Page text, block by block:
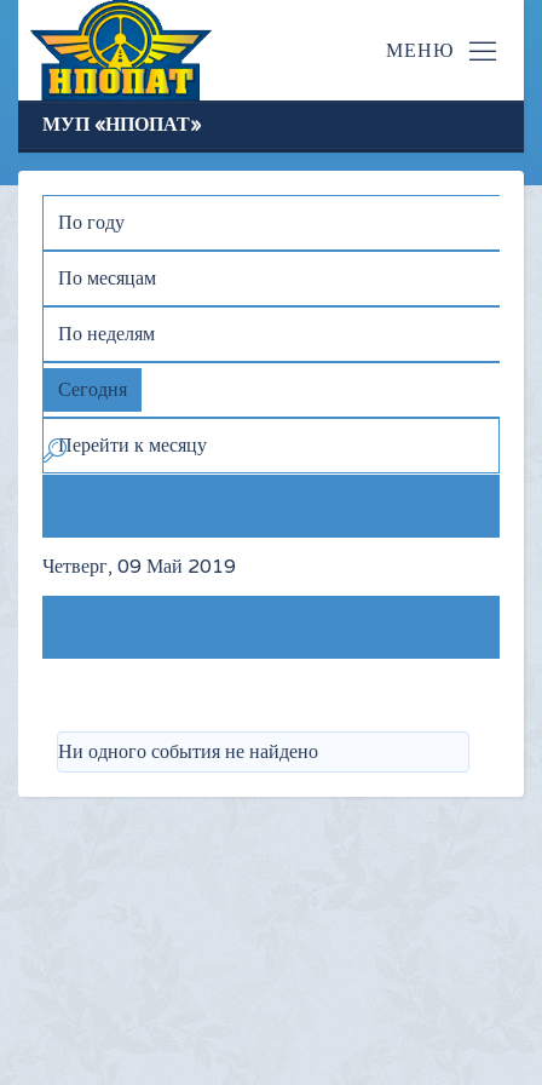
МУП «НПОПАТ»
По году
По месяцам
По неделям
Сегодня
Перейти к месяцу
Четверг, 09 Май 2019
Ни одного события не найдено